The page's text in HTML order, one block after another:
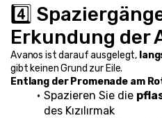
4️⃣
Erkundung der
Avanos ist darauf ausgelegt,
gibt keinen Grund zur Eile.
Entlang der Promenade am
Spazieren Sie die
des Kızılırmak